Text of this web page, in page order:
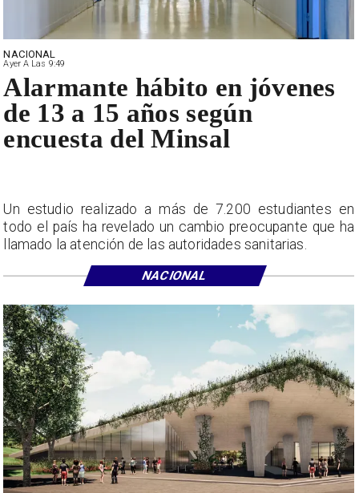
NACIONAL
Ayer A Las 9:49
Alarmante hábito en jóvenes
de 13 a 15 años según
encuesta del Minsal
Un estudio realizado a más de 7.200 estudiantes en
todo el país ha revelado un cambio preocupante que ha
llamado la atención de las autoridades sanitarias.
NACIONAL